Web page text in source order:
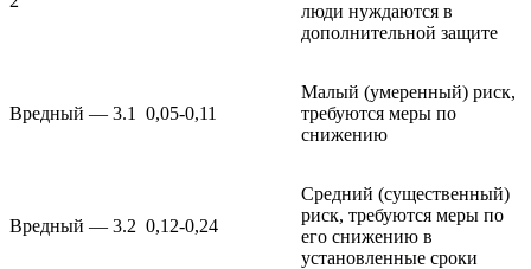
люди нуждаются в
дополнительной защите
Вредный — 3.1 0,05-0,11
Малый (умеренный) риск,
требуются меры по
снижению
Вредный — 3.2 0,12-0,24
Средний (существенный)
риск, требуются меры по
его снижению в
установленные сроки